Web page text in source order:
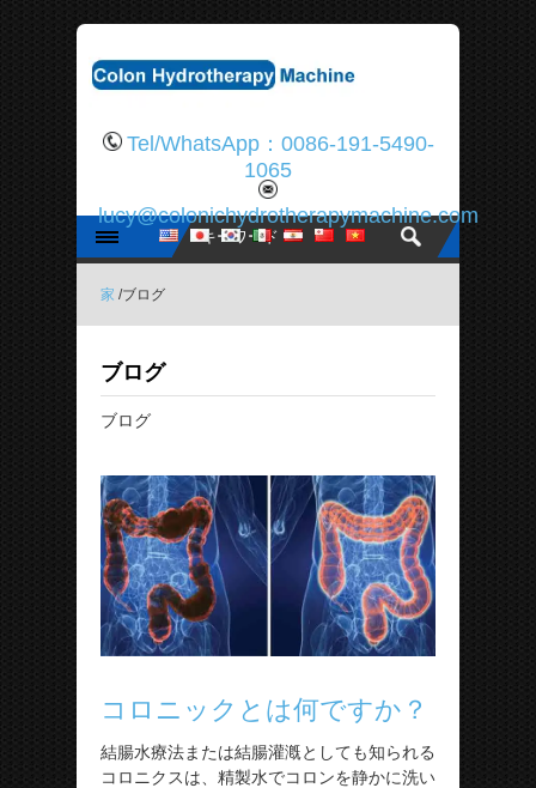
Tel/WhatsApp：0086-191-5490-
1065
lucy@colonichydrotherapymachine.com
家 /ブログ
ブログ
ブログ
コロニックとは何ですか？
結腸水療法または結腸灌漑としても知られる
コロニクスは、精製水でコロンを静かに洗い